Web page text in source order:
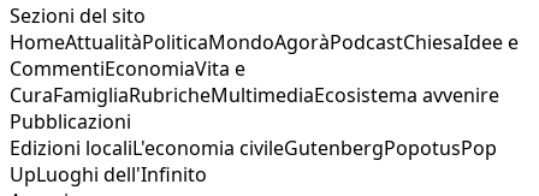
Sezioni del sito
HomeAttualitàPoliticaMondoAgoràPodcastChiesaIdee e
CommentiEconomiaVita e
CuraFamigliaRubricheMultimediaEcosistema avvenire
Pubblicazioni
Edizioni localiL'economia civileGutenbergPopotusPop
UpLuoghi dell'Infinito